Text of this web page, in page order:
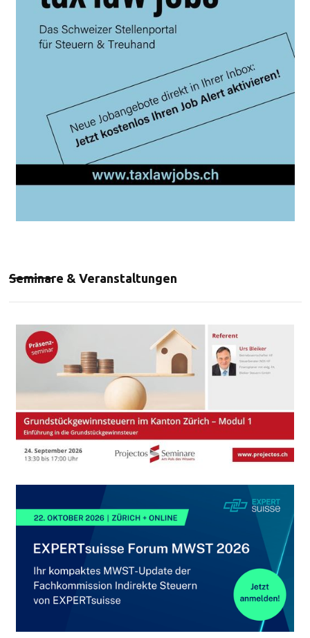
Seminare & Veranstaltungen